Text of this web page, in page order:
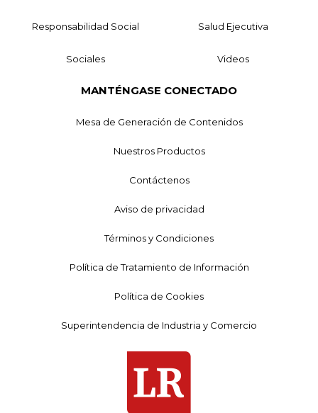
Responsabilidad Social Salud Ejecutiva
Sociales Videos
MANTÉNGASE CONECTADO
Mesa de Generación de Contenidos
Nuestros Productos
Contáctenos
Aviso de privacidad
Términos y Condiciones
Política de Tratamiento de Información
Política de Cookies
Superintendencia de Industria y Comercio